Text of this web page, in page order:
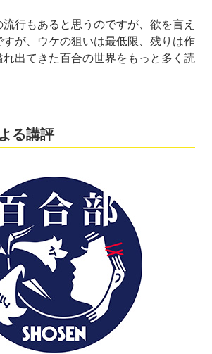
行もあると思うのですが、欲を言え
すが、ウケの狙いは最低限、残りは作
出てきた百合の世界をもっと多く読
る講評